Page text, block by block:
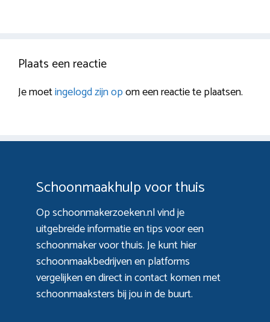
Plaats een reactie
Je moetingelogd zijn opom een reactie te plaatsen.
Schoonmaakhulp voor thuis
Op schoonmakerzoeken.nl vind je
uitgebreide informatie en tips voor een
schoonmaker voor thuis. Je kunt hier
schoonmaakbedrijven en platforms
vergelijken en direct in contact komen met
schoonmaaksters bij jou in de buurt.